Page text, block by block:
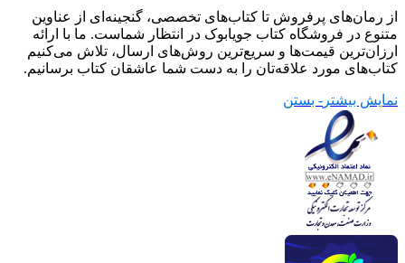
از رمان‌های پرفروش تا کتاب‌های تخصصی، گنجینه‌ای از عناوین
متنوع در فروشگاه کتاب جویابوک در انتظار شماست. ما با ارائه
ارزان‌ترین قیمت‌ها و سریع‌ترین روش‌های ارسال، تلاش می‌کنیم
کتاب‌های مورد علاقه‌تان را به دست شما عاشقان کتاب برسانیم.
نمایش بیشتر - بستن